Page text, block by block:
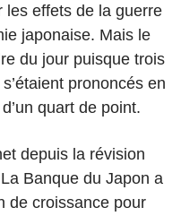
les effets de la guerre
japonaise. Mais le
du jour puisque trois
prononcés en
quart de point.
depuis la révision
Banque du Japon a
de croissance pour